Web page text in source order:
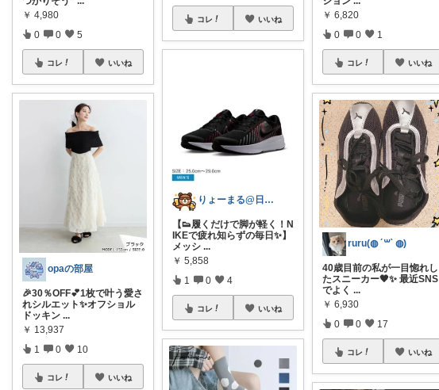
￥ 4,980
0 0 5
コレ いいね
opaの部屋
🎉30％OFF💕1枚で叶う愛さ
れシルエット✨オフショル
ドッキン ...
￥ 13,937
1 0 10
コレ いいね
コレ いいね
りょーまる@日用品×ファッション
【👟履くだけで脚が軽く！N
IKEで疲れ知らずの毎日✨】
メッシ ...
￥ 5,858
1 0 4
コレ いいね
￥ 6,820
0 0 1
コレ いいね
ruru(◍ ´꒳` ◍)
40歳目前の私が一目惚れし
たスニーカー🖤✨ 最近SNS
でよく ...
￥ 6,930
0 0 17
コレ いいね